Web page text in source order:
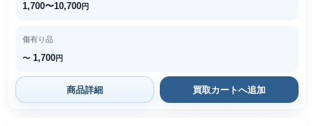
1,700〜10,700円
傷有り品
〜 1,700円
商品詳細 買取カートへ追加